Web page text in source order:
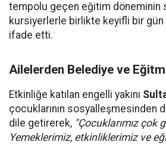
tempolu geçen eğitim döneminin
kursiyerlerle birlikte keyifli bir gün
ifade etti.
Ailelerden Belediye ve
Etkinliğe katılan engelli yakını
çocuklarının sosyalleşmesinden
dile getirerek, "Çocuklarımız çok
Yemeklerimiz, etkinliklerimiz ve